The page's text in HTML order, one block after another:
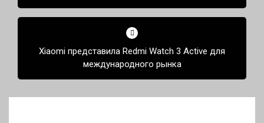
13 Пфлопс
Xiaomi представила Redmi Watch 3 Active для
международного рынка